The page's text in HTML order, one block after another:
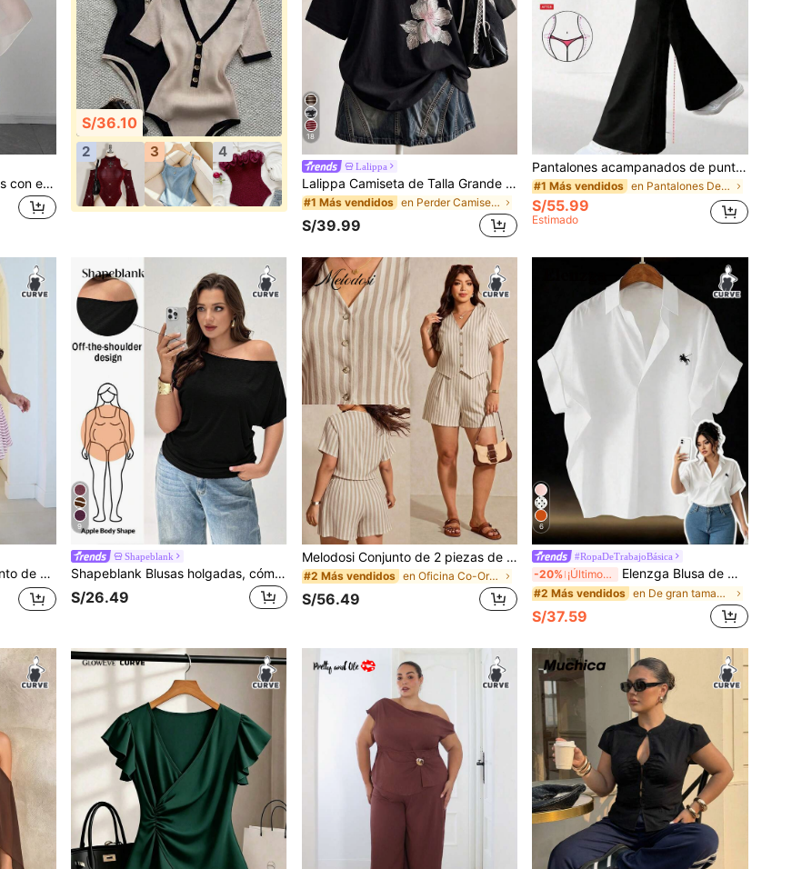
Maweii Blusa de vacaciones con escote en V y volantes, talla grande y estilo francés sexy
S/36.10
2 3 4
18
Lalippa
Lalippa Camiseta de Talla Grande de Moda de Vacaciones con Estampado Floral de Manga Corta Estilo Streetwear
#1 Más vendidos en Perder Camisetas de talla grande
S/39.99
Pantalones acampanados de punto blanco de cintura alta para mujer talla grande, con diseño de control de abdomen, pantalones largos de alta elasticidad y ajuste ceñido
#1 Más vendidos en Pantalones De Talla Grande
S/55.99
Estimado
para primavera/verano
9
Shapeblank
Shapeblank Blusas holgadas, cómodas y frescas de estilo casual para mujer talla grande, en color púrpura, con hombros descubiertos, de estilo sencillo, para el trabajo, salir, cruceros, vacaciones y siluetas curvas
S/26.49
Melodosi Conjunto de 2 piezas de camisa a rayas y pantalones cortos casuales de verano para mujer de talla grande
#2 Más vendidos en Oficina Co-Ords de Talla Grande
S/56.49
6
#RopaDeTrabajoBásica
-20% ¡Últimos 3 días Elenzga Blusa de mujer talla grande con escote en V bordada en blanco y manga corta, camisa sin mangas de tela suave, adecuada para graduación, vacaciones, Día de San Valentín, festivales de música, Día de la Madre, Halloween, Acción de Gracias, Pascua, Día Nacional, bailes, citas, fiestas, bodas, actividades al aire libre
#2 Más vendidos en De gran tamaño Blusas De Talla Grande
S/37.59